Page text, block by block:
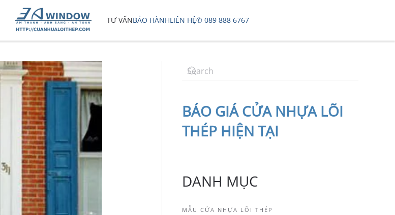
TƯ VẤNBẢO HÀNHLIÊN HỆ✆ 089 888 6767
BÁO GIÁ CỬA NHỰA LÕI
THÉP HIỆN TẠI
DANH MỤC
MẪU CỬA NHỰA LÕI THÉP